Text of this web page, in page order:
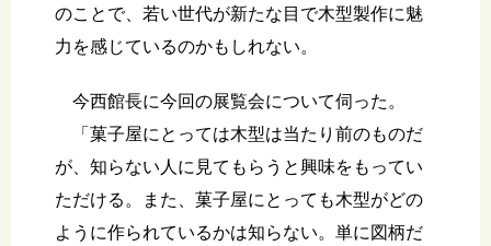
のことで、若い世代が新たな目で木型製作に魅
力を感じているのかもしれない。
今西館長に今回の展覧会について伺った。
「菓子屋にとっては木型は当たり前のものだ
が、知らない人に見てもらうと興味をもってい
ただける。また、菓子屋にとっても木型がどの
ように作られているかは知らない。単に図柄だ